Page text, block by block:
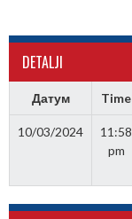
DETALJI
Датум Time
10/03/2024
11:58
pm